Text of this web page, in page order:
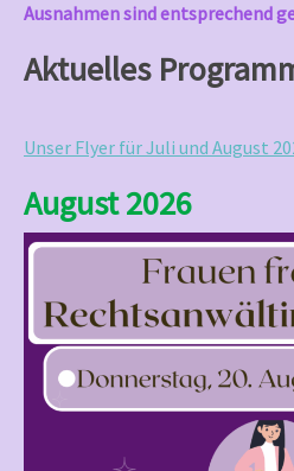
Ausnahmen sind entsprechend
Aktuelles
Unser Flyer für Juli und August
August 2026